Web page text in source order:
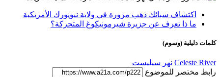
اكتشاف سبائك ذهب مزورة في ولاية نيويورك الأمريكية
ما ذا تعرف عن جزيرة شيرمونيكوغ المتحركة؟
كلمات دليلية (وسوم)
Celeste River نهر سيليست
رابط مختصر للموضوع